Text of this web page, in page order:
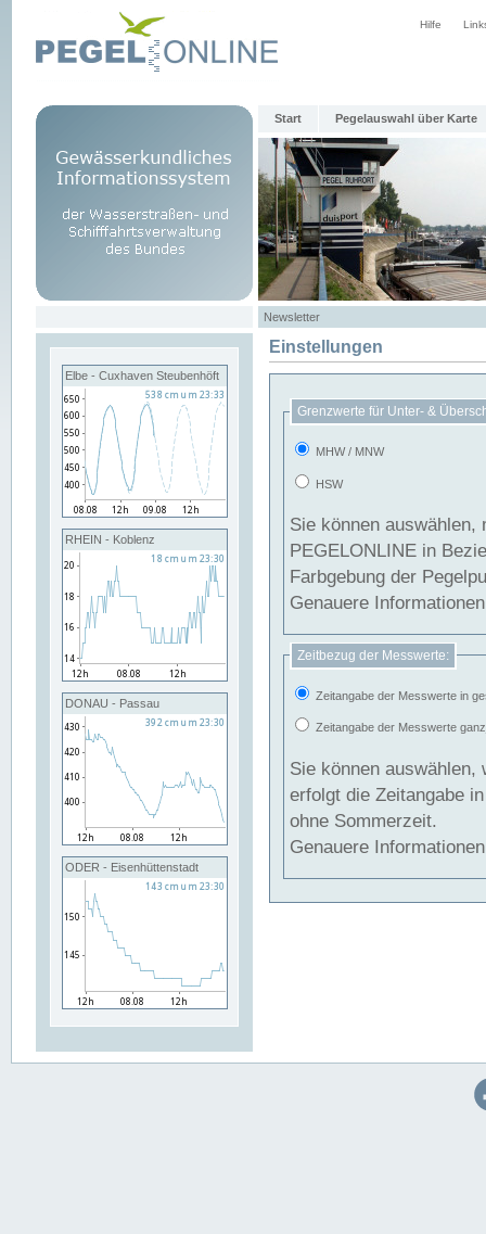
Hilfe
Start Pegelauswahl über Karte
Newsletter
Elbe - Cuxhaven Steubenhöft
RHEIN - Koblenz
DONAU - Passau
ODER - Eisenhüttenstadt
Einstellungen
Grenzwerte für Unter- &
MHW / MNW
HSW
Sie können
PEGELONLINE in Beziehung
Farbgebung der
Genauere
Zeitbezug der Messwerte:
Zeitangabe der Messwerte in
Zeitangabe der Messwerte
Sie können auswählen,
erfolgt die Zeitangabe
ohne Sommerzeit.
Genauere